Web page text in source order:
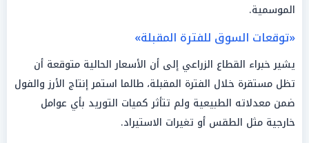
الموسمية.
«توقعات السوق للفترة المقبلة»
يشير خبراء القطاع الزراعي إلى أن الأسعار الحالية متوقعة أن
تظل مستقرة خلال الفترة المقبلة، طالما استمر إنتاج الأرز والفول
ضمن معدلاته الطبيعية ولم تتأثر كميات التوريد بأي عوامل
خارجية مثل الطقس أو تغيرات الاستيراد.